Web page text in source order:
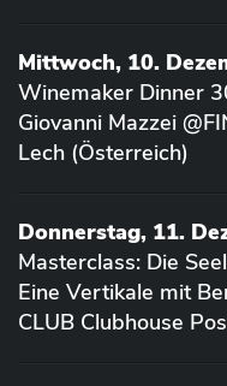
Mittwoch, 10.
Winemaker Dinner
Giovanni Mazzei
Lech (Österreich)
Donnerstag, 11.
Masterclass: Die
Eine Vertikale mit
CLUB Clubhouse